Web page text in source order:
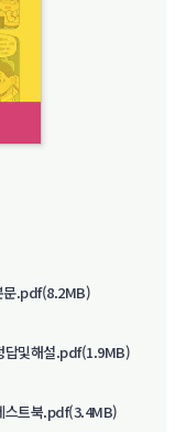
문.pdf(8.2MB)
답및해설.pdf(1.9MB)
스트북.pdf(3.4MB)